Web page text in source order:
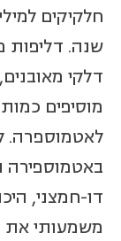
חלקיקים
שנה. דליפות
דלקי
מוסיפים
לאטמוספרה.
דו-חמצני,
משמעותי את